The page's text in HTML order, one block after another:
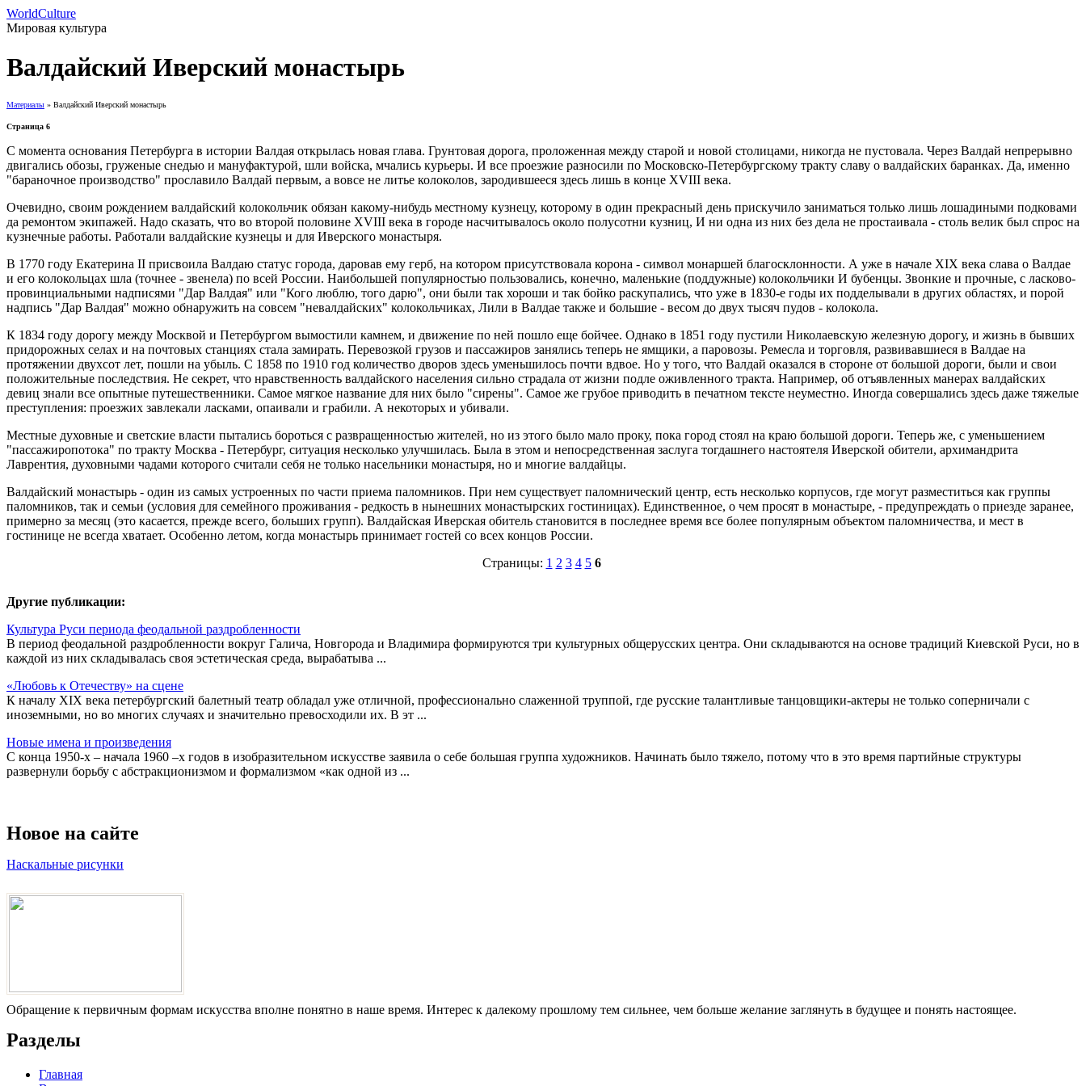
WorldCulture
Мировая культура
Валдайский Иверский монастырь
Материалы » Валдайский Иверский монастырь
Страница 6
С момента основания Петербурга в истории Валдая открылась новая глава. Грунтовая дорога, проложенная между старой и новой столицами, никогда не пустовала. Через Валдай непрерывно
двигались обозы, груженые снедью и мануфактурой, шли войска, мчались курьеры. И все проезжие разносили по Московско-Петербургскому тракту славу о валдайских баранках. Да, именно
"бараночное производство" прославило Валдай первым, а вовсе не литье колоколов, зародившееся здесь лишь в конце XVIII века.
Очевидно, своим рождением валдайский колокольчик обязан какому-нибудь местному кузнецу, которому в один прекрасный день прискучило заниматься только лишь лошадиными подковами
да ремонтом экипажей. Надо сказать, что во второй половине XVIII века в городе насчитывалось около полусотни кузниц, И ни одна из них без дела не простаивала - столь велик был спрос на
кузнечные работы. Работали валдайские кузнецы и для Иверского монастыря.
В 1770 году Екатерина II присвоила Валдаю статус города, даровав ему герб, на котором присутствовала корона - символ монаршей благосклонности. А уже в начале XIX века слава о Валдае
и его колокольцах шла (точнее - звенела) по всей России. Наибольшей популярностью пользовались, конечно, маленькие (поддужные) колокольчики И бубенцы. Звонкие и прочные, с ласково-
провинциальными надписями "Дар Валдая" или "Кого люблю, того дарю", они были так хороши и так бойко раскупались, что уже в 1830-е годы их подделывали в других областях, и порой
надпись "Дар Валдая" можно обнаружить на совсем "невалдайских" колокольчиках, Лили в Валдае также и большие - весом до двух тысяч пудов - колокола.
К 1834 году дорогу между Москвой и Петербургом вымостили камнем, и движение по ней пошло еще бойчее. Однако в 1851 году пустили Николаевскую железную дорогу, и жизнь в бывших
придорожных селах и на почтовых станциях стала замирать. Перевозкой грузов и пассажиров занялись теперь не ямщики, а паровозы. Ремесла и торговля, развивавшиеся в Валдае на
протяжении двухсот лет, пошли на убыль. С 1858 по 1910 год количество дворов здесь уменьшилось почти вдвое. Но у того, что Валдай оказался в стороне от большой дороги, были и свои
положительные последствия. Не секрет, что нравственность валдайского населения сильно страдала от жизни подле оживленного тракта. Например, об отъявленных манерах валдайских
девиц знали все опытные путешественники. Самое мягкое название для них было "сирены". Самое же грубое приводить в печатном тексте неуместно. Иногда совершались здесь даже тяжелые
преступления: проезжих завлекали ласками, опаивали и грабили. А некоторых и убивали.
Местные духовные и светские власти пытались бороться с развращенностью жителей, но из этого было мало проку, пока город стоял на краю большой дороги. Теперь же, с уменьшением
"пассажиропотока" по тракту Москва - Петербург, ситуация несколько улучшилась. Была в этом и непосредственная заслуга тогдашнего настоятеля Иверской обители, архимандрита
Лаврентия, духовными чадами которого считали себя не только насельники монастыря, но и многие валдайцы.
Валдайский монастырь - один из самых устроенных по части приема паломников. При нем существует паломнический центр, есть несколько корпусов, где могут разместиться как группы
паломников, так и семьи (условия для семейного проживания - редкость в нынешних монастырских гостиницах). Единственное, о чем просят в монастыре, - предупреждать о приезде заранее,
примерно за месяц (это касается, прежде всего, больших групп). Валдайская Иверская обитель становится в последнее время все более популярным объектом паломничества, и мест в
гостинице не всегда хватает. Особенно летом, когда монастырь принимает гостей со всех концов России.
Страницы: 1 2 3 4 5 6
Другие публикации:
Культура Руси периода феодальной раздробленности
В период феодальной раздробленности вокруг Галича, Новгорода и Владимира формируются три культурных общерусских центра. Они складываются на основе традиций Киевской Руси, но в
каждой из них складывалась своя эстетическая среда, вырабатыва ...
«Любовь к Отечеству» на сцене
К началу XIX века петербургский балетный театр обладал уже отличной, профессионально слаженной труппой, где русские талантливые танцовщики-актеры не только соперничали с
иноземными, но во многих случаях и значительно превосходили их. В эт ...
Новые имена и произведения
С конца 1950-х – начала 1960 –х годов в изобразительном искусстве заявила о себе большая группа художников. Начинать было тяжело, потому что в это время партийные структуры
развернули борьбу с абстракционизмом и формализмом «как одной из ...
Новое на сайте
Наскальные рисунки
Обращение к первичным формам искусства вполне понятно в наше время. Интерес к далекому прошлому тем сильнее, чем больше желание заглянуть в будущее и понять настоящее.
Разделы
Главная